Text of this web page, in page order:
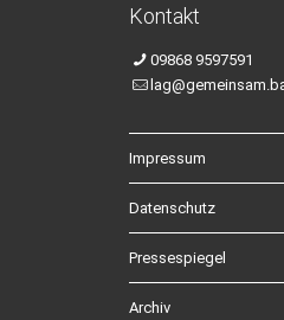
Kontakt
09868 9597591
Impressum
Datenschutz
Pressespiegel
Archiv